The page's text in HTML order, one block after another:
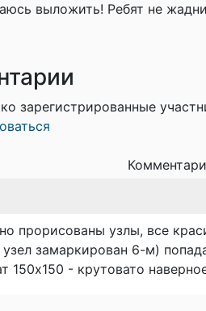
выложить! Ребят не
зарегистрированные
прорисованы узлы, все
замаркирован 6-м)
150х150 - крутовато